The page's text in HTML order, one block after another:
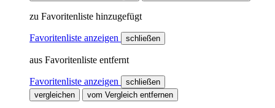
zu Favoritenliste hinzugefügt
Favoritenliste anzeigen schließen
aus Favoritenliste entfernt
Favoritenliste anzeigen
schließen
vergleichen
vom Vergleich entfernen